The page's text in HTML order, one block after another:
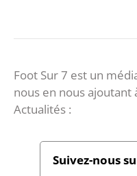
Foot Sur 7 est un
nous en nous ajoutant
Actualités :
Suivez-nous